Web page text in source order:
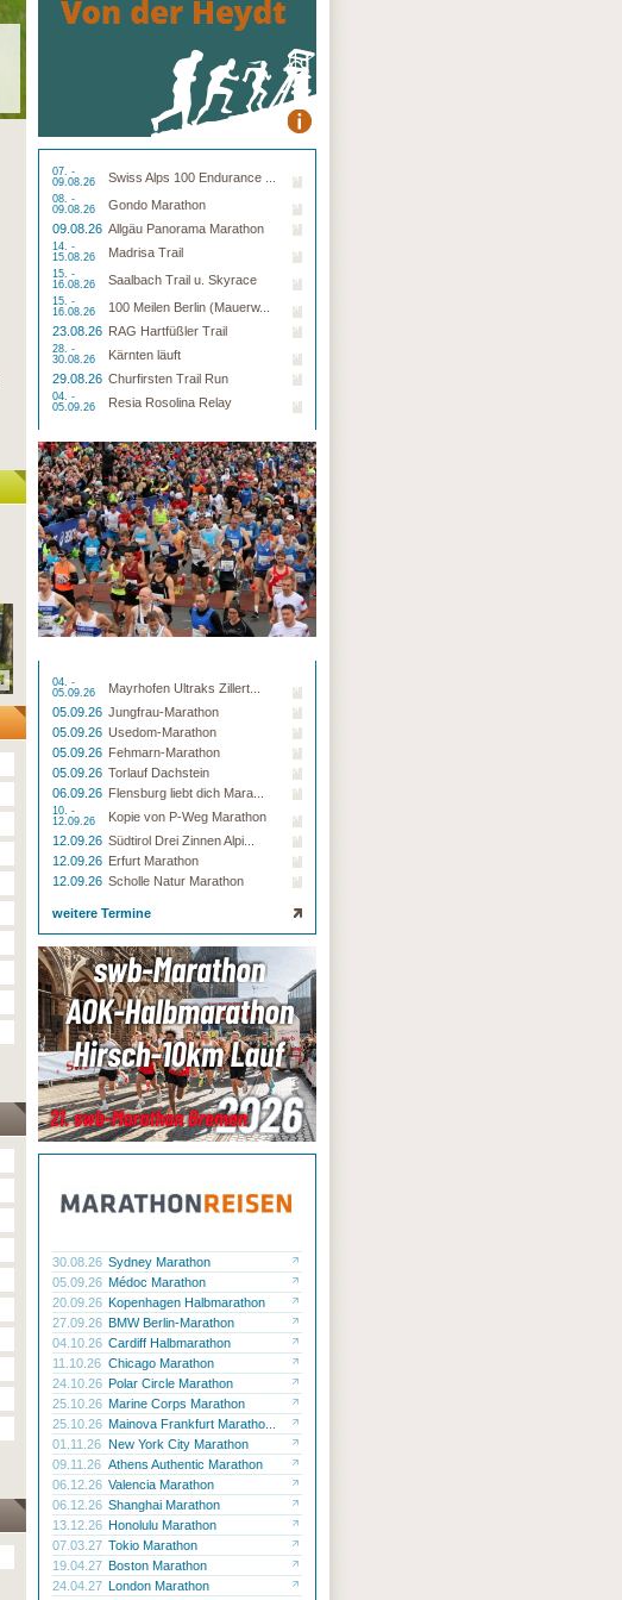
07. -
09.08.26
Swiss Alps 100 Endurance ...
08. -
09.08.26
Gondo Marathon
09.08.26 Allgäu Panorama Marathon
14. -
15.08.26
Madrisa Trail
15. -
16.08.26
Saalbach Trail u. Skyrace
15. -
16.08.26
100 Meilen Berlin (Mauerw...
23.08.26 RAG Hartfüßler Trail
28. -
30.08.26
Kärnten läuft
29.08.26 Churfirsten Trail Run
04. -
05.09.26
Resia Rosolina Relay
04. -
05.09.26
Mayrhofen Ultraks Zillert...
05.09.26 Jungfrau-Marathon
05.09.26 Usedom-Marathon
05.09.26 Fehmarn-Marathon
05.09.26 Torlauf Dachstein
06.09.26 Flensburg liebt dich Mara...
10. -
12.09.26
Kopie von P-Weg Marathon
12.09.26 Südtirol Drei Zinnen Alpi...
12.09.26 Erfurt Marathon
12.09.26 Scholle Natur Marathon
weitere Termine
30.08.26 Sydney Marathon
05.09.26 Médoc Marathon
20.09.26 Kopenhagen Halbmarathon
27.09.26 BMW Berlin-Marathon
04.10.26 Cardiff Halbmarathon
11.10.26 Chicago Marathon
24.10.26 Polar Circle Marathon
25.10.26 Marine Corps Marathon
25.10.26 Mainova Frankfurt Maratho...
01.11.26 New York City Marathon
09.11.26 Athens Authentic Marathon
06.12.26 Valencia Marathon
06.12.26 Shanghai Marathon
13.12.26 Honolulu Marathon
07.03.27 Tokio Marathon
19.04.27 Boston Marathon
24.04.27 London Marathon